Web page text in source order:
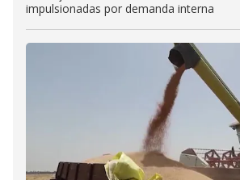
impulsionadas por demanda interna